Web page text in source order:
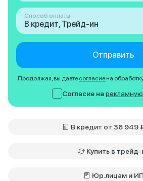
Способ оплаты
В кредит, Трейд-ин
Отправить
Продолжая, вы даете согласие на
Согласие на
В кредит от 38
Купить в трейд-
Юр.лицам и ИП